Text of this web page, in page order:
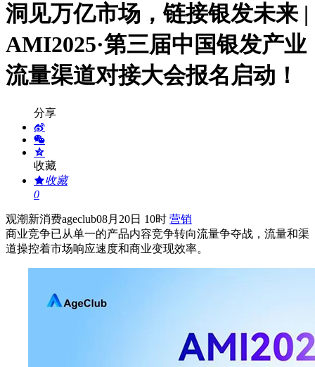
洞见万亿市场，链接银发未来 |
AMI2025·第三届中国银发产业
流量渠道对接大会报名启动！
分享
收藏
收藏
0
观潮新消费ageclub08月20日 10时 营销
商业竞争已从单一的产品内容竞争转向流量争夺战，流量和渠
道操控着市场响应速度和商业变现效率。